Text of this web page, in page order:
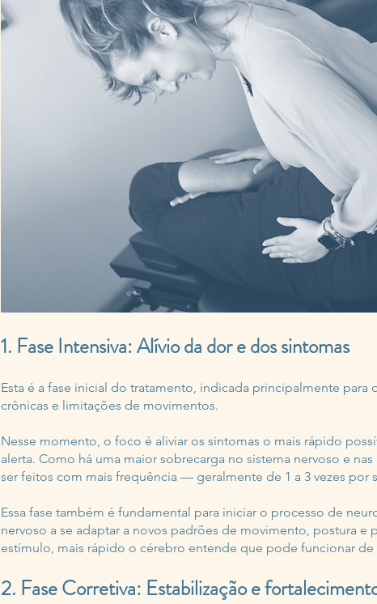
1. Fase Intensiva: Alívio da dor e dos sintomas
Esta é a fase inicial do tratamento, indicada principalmente
crônicas e limitações de movimentos.
Nesse momento, o foco é aliviar os sintomas o mais rápido
alerta. Como há uma maior sobrecarga no sistema nervoso e
ser feitos com mais frequência — geralmente de 1 a 3 vezes por
Essa fase também é fundamental para iniciar o processo de
nervoso a se adaptar a novos padrões de movimento, postura
estímulo, mais rápido o cérebro entende que pode funcionar
2. Fase Corretiva: Estabilização e